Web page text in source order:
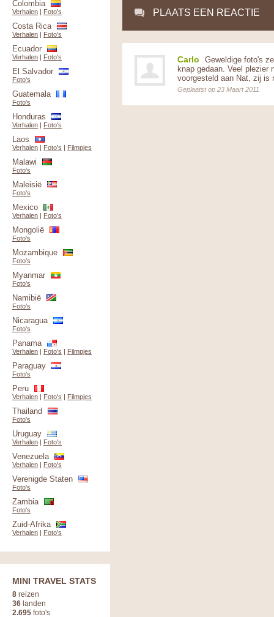
PLAATS EEN REACTIE
Carlo
Geweldige foto's
knap gedaan. Veel plezier
voorgesteld aan Nat, zij is
Geplaatst op 23 Maart 2011
Colombia
Verhalen | Foto's
Costa Rica
Verhalen | Foto's
Ecuador
Verhalen | Foto's
El Salvador
Foto's
Guatemala
Foto's
Honduras
Verhalen | Foto's
Laos
Verhalen | Foto's | Filmpjes
Malawi
Foto's
Maleisië
Foto's
Mexico
Verhalen | Foto's
Mongolië
Foto's
Mozambique
Foto's
Myanmar
Foto's
Namibië
Foto's
Nicaragua
Foto's
Panama
Verhalen | Foto's | Filmpjes
Paraguay
Foto's
Peru
Verhalen | Foto's | Filmpjes
Thailand
Foto's
Uruguay
Verhalen | Foto's
Venezuela
Verhalen | Foto's
Verenigde Staten
Foto's
Zambia
Foto's
Zuid-Afrika
Verhalen | Foto's
MINI TRAVEL STATS
8 reizen
36 landen
2.695 foto's